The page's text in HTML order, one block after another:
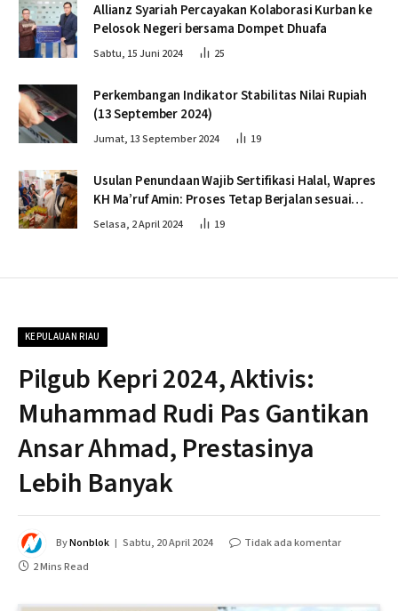
Allianz Syariah Percayakan Kolaborasi Kurban ke
Pelosok Negeri bersama Dompet Dhuafa
Sabtu, 15 Juni 2024 25
Perkembangan Indikator Stabilitas Nilai Rupiah
(13 September 2024)
Jumat, 13 September 2024 19
Usulan Penundaan Wajib Sertifikasi Halal, Wapres
KH Ma’ruf Amin: Proses Tetap Berjalan sesuai
Penahapan
Selasa, 2 April 2024 19
KEPULAUAN RIAU
Pilgub Kepri 2024, Aktivis:
Muhammad Rudi Pas Gantikan
Ansar Ahmad, Prestasinya
Lebih Banyak
ByNonblok Sabtu, 20 April 2024
Tidak ada komentar
2 Mins Read